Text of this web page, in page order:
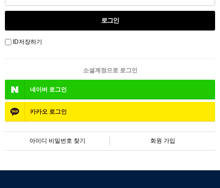
ID저장하기
소셜계정으로 로그인
네이버 로그인
카카오 로그인
아이디 비밀번호 찾기 회원 가입